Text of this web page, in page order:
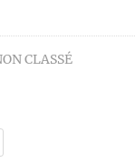
CLASSÉ